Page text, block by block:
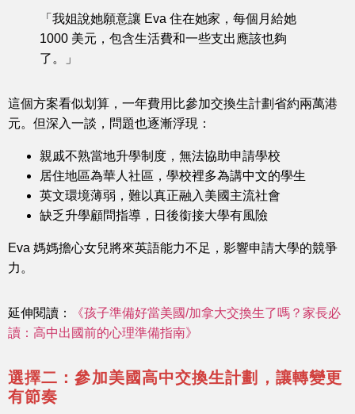
「我姐說她願意讓 Eva 住在她家，每個月給她
1000 美元，包含生活費和一些支出應該也夠
了。」
這個方案看似划算，一年費用比參加交換生計劃省約兩萬港
元。但深入一談，問題也逐漸浮現：
親戚不熟當地升學制度，無法協助申請學校
居住地區為華人社區，學校裡多為講中文的學生
英文環境薄弱，難以真正融入美國主流社會
缺乏升學顧問指導，日後銜接大學有風險
Eva 媽媽擔心女兒將來英語能力不足，影響申請大學的競爭
力。
延伸閱讀：
《孩子準備好當美國/加拿大交換生了嗎？家長必
讀：高中出國前的心理準備指南》
選擇二：參加美國高中交換生計劃，讓轉變更
有節奏